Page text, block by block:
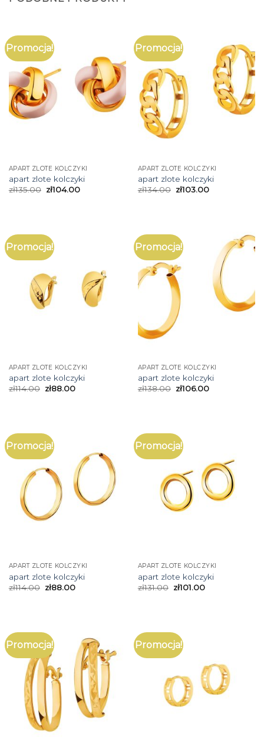
Promocja!
APART ZLOTE KOLCZYKI
apart zlote kolczyki
zł135.00 zł104.00
Promocja!
APART ZLOTE KOLCZYKI
apart zlote kolczyki
zł134.00 zł103.00
Promocja!
APART ZLOTE KOLCZYKI
apart zlote kolczyki
zł114.00 zł88.00
Promocja!
APART ZLOTE KOLCZYKI
apart zlote kolczyki
zł138.00 zł106.00
Promocja!
APART ZLOTE KOLCZYKI
apart zlote kolczyki
zł114.00 zł88.00
Promocja!
APART ZLOTE KOLCZYKI
apart zlote kolczyki
zł131.00 zł101.00
Promocja! Promocja!